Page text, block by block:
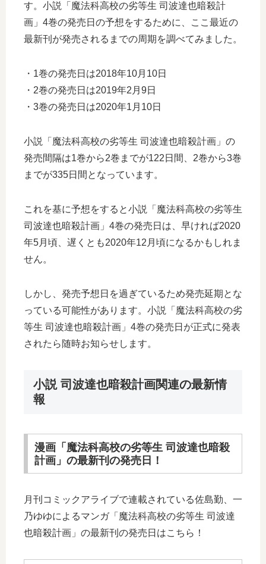
す。小説「魔法科高校の劣等生 司波達也暗殺計
画」4巻の発売日の予想をするために、ここ最近の
最新刊が発売されるまでの周期を調べてみました。
・1巻の発売日は2018年10月10日
・2巻の発売日は2019年2月9日
・3巻の発売日は2020年1月10日
小説「魔法科高校の劣等生 司波達也暗殺計画」の
発売間隔は1巻から2巻までが122日間、2巻から3巻
までが335日間となっています。
これを基に予想をすると小説「魔法科高校の劣等生
司波達也暗殺計画」4巻の発売日は、早ければ2020
年5月頃、遅くとも2020年12月頃になるかもしれま
せん。
しかし、発売予想日を過ぎているため発売延期とな
っている可能性があります。小説「魔法科高校の劣
等生 司波達也暗殺計画」4巻の発売日が正式に発表
されたら随時お知らせします。
小説 司波達也暗殺計画関連の最新情
報
漫画「魔法科高校の劣等生 司波達也暗殺
計画」の最新刊の発売日！
月刊コミックアライブで連載されている佐島勤、一
乃ゆゆによるマンガ「魔法科高校の劣等生 司波達
也暗殺計画」の最新刊の発売日はこちら！